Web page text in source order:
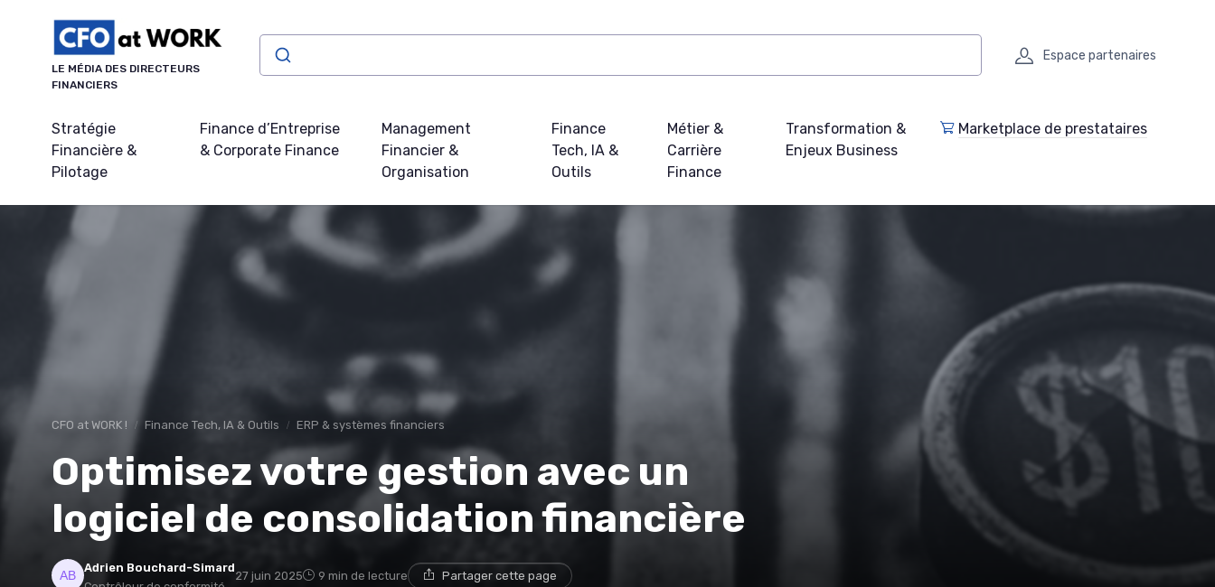
LE MÉDIA DES DIRECTEURS
FINANCIERS
Espace partenaires
Stratégie
Financière &
Pilotage
Finance d’Entreprise
& Corporate Finance
Management
Financier &
Organisation
Finance
Tech, IA &
Outils
Métier &
Carrière
Finance
Transformation &
Enjeux Business
Marketplace de prestataires
CFO at WORK ! Finance Tech, IA & Outils ERP & systèmes financiers
Optimisez votre gestion avec un
logiciel de consolidation financière
Adrien Bouchard-Simard
27 juin 2025 9 min de lecture Partager cette page